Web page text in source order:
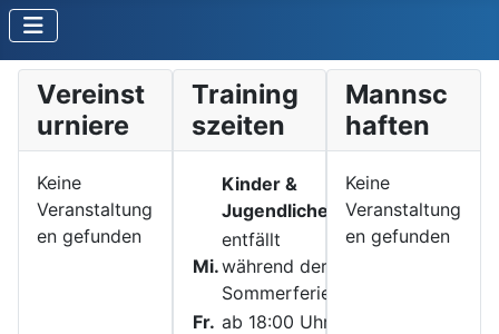
Vereinst
urniere
Keine
Veranstaltung
en gefunden
Training
szeiten
Kinder &
Jugendliche
Erwachsene
Mi.
entfällt
während der
Sommerferien
Fr. ab 18:00 Uhr
Mannsc
haften
Keine
Veranstaltung
en gefunden